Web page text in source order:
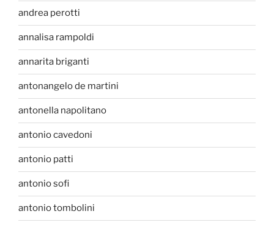
andrea perotti
annalisa rampoldi
annarita briganti
antonangelo de martini
antonella napolitano
antonio cavedoni
antonio patti
antonio sofi
antonio tombolini